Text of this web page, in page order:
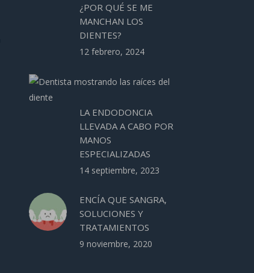
¿POR QUÉ SE ME
MANCHAN LOS
DIENTES?
12 febrero, 2024
LA ENDODONCIA
LLEVADA A CABO POR
MANOS
ESPECIALIZADAS
14 septiembre, 2023
ENCÍA QUE SANGRA,
SOLUCIONES Y
TRATAMIENTOS
9 noviembre, 2020